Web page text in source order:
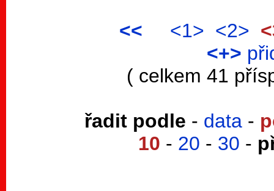
<< <1> <2>
<+>
( celkem 41
řadit podle - data-
10 - 20 - 30 -